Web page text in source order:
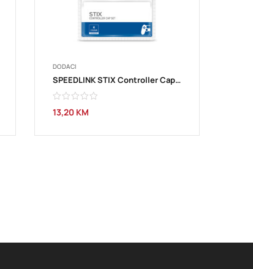
DODACI
SPEEDLINK STIX Controller Cap Set – SL‑4524‑MTCL
13,20 KM